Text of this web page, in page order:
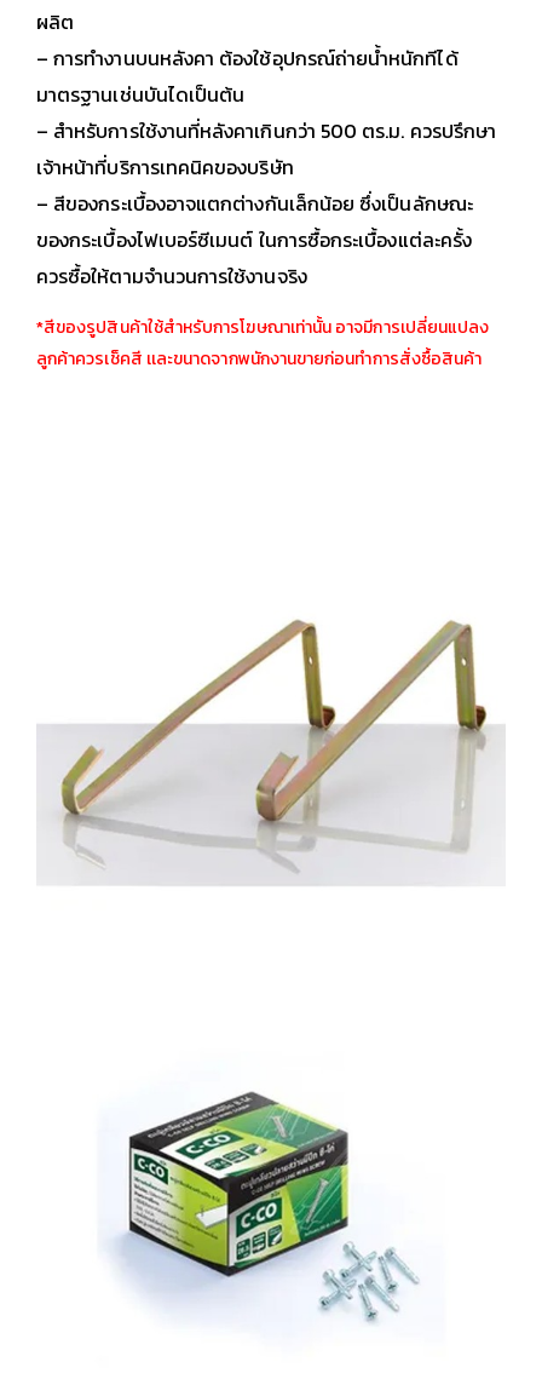
ผลิต
– การทำงานบนหลังคา ต้องใช้อุปกรณ์ถ่ายน้ำหนักทีได้
มาตรฐานเช่นบันไดเป็นต้น
– สำหรับการใช้งานที่หลังคาเกินกว่า 500 ตร.ม. ควรปรึกษา
เจ้าหน้าที่บริการเทคนิคของบริษัท
– สีของกระเบื้องอาจแตกต่างกันเล็กน้อย ซึ่งเป็นลักษณะ
ของกระเบื้องไฟเบอร์ซีเมนต์ ในการซื้อกระเบื้องแต่ละครั้ง
ควรซื้อให้ตามจำนวนการใช้งานจริง
*สีของรูปสินค้าใช้สำหรับการโฆษณาเท่านั้น อาจมีการเปลี่ยนแปลง
ลูกค้าควรเช็คสี เเละขนาดจากพนักงานขายก่อนทำการสั่งซื้อสินค้า